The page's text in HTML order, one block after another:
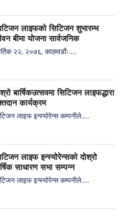
लाइफको सिटिजन शुभारम्भ
बीमा योजना सार्वजनिक
२२, २०७६, काठमाडौंः....
बार्षिकउत्सवमा सिटिजन लाइफद्धारा
कार्यक्रम
लाइफ इन्स्योरेन्स कम्पनीले....
लाइफ इन्स्योरेन्सको दोश्रो
साधारण सभा सम्पन्न
लाइफ इन्स्योरेन्स कम्पनीले....